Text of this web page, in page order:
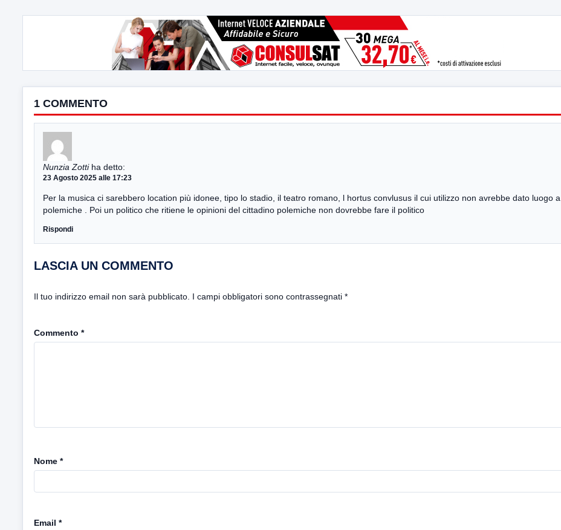
1 COMMENTO
Nunzia Zotti ha detto:
23 Agosto 2025 alle 17:23
Per la musica ci sarebbero location più idonee, tipo lo stadio, il teatro romano, l hortus convlusus il cui utilizzo non avrebbe dato luogo a
polemiche . Poi un politico che ritiene le opinioni del cittadino polemiche non dovrebbe fare il politico
Rispondi
LASCIA UN COMMENTO
Il tuo indirizzo email non sarà pubblicato. I campi obbligatori sono contrassegnati *
Commento *
Nome *
Email *